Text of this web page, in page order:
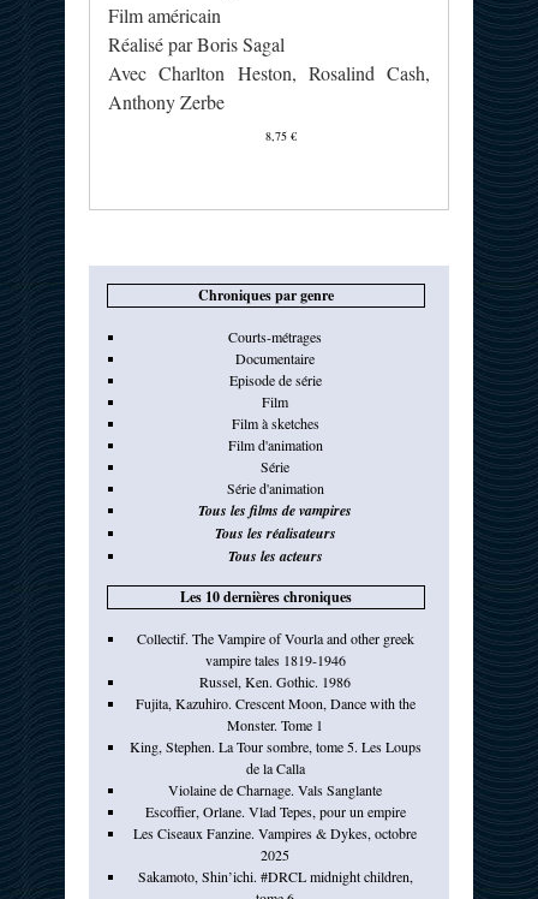
Film américain
Réalisé par Boris Sagal
Avec Charlton Heston, Rosalind Cash,
Anthony Zerbe
8,75 €
Chroniques par genre
Courts-métrages
Documentaire
Episode de série
Film
Film à sketches
Film d'animation
Série
Série d'animation
Tous les films de vampires
Tous les réalisateurs
Tous les acteurs
Les 10 dernières chroniques
Collectif. The Vampire of Vourla and other greek
vampire tales 1819-1946
Russel, Ken. Gothic. 1986
Fujita, Kazuhiro. Crescent Moon, Dance with the
Monster. Tome 1
King, Stephen. La Tour sombre, tome 5. Les Loups
de la Calla
Violaine de Charnage. Vals Sanglante
Escoffier, Orlane. Vlad Tepes, pour un empire
Les Ciseaux Fanzine. Vampires & Dykes, octobre
2025
Sakamoto, Shin’ichi. #DRCL midnight children,